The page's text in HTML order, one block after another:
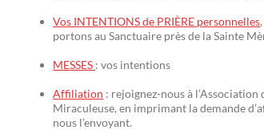
Vos INTENTIONS de PRIÈRE personnelles
portons au Sanctuaire près de la Sainte
MESSES : vos intentions
Affiliation : rejoignez-nous à l’Association
Miraculeuse, en imprimant la demande
nous l’envoyant.